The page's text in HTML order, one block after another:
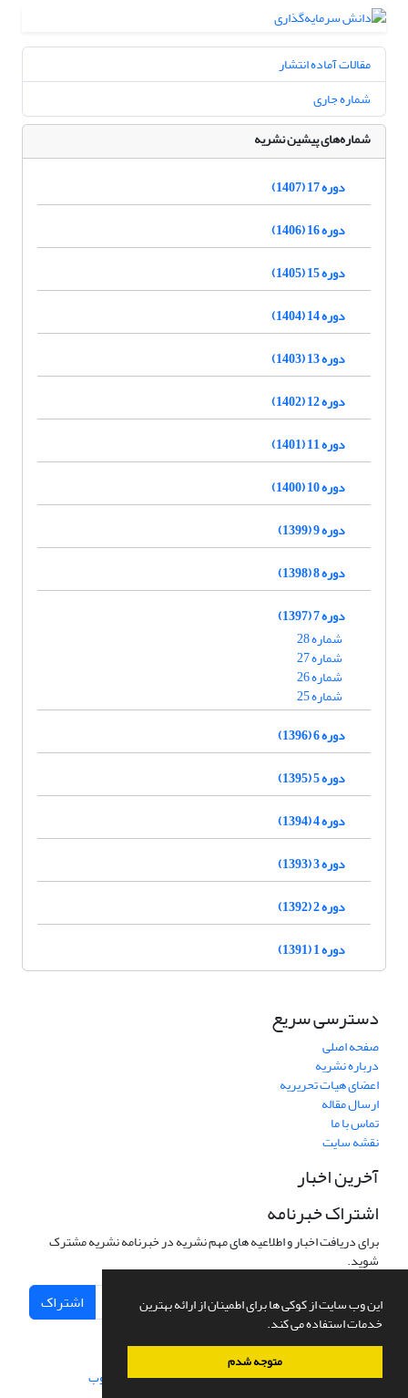
این وب سایت از کوکی ها برای اطمینان از ارائه بهترین
خدمات استفاده می کند.
متوجه شدم
مقالات آماده انتشار
شماره جاری
شماره‌های پیشین نشریه
دوره 17 (1407)
دوره 16 (1406)
دوره 15 (1405)
دوره 14 (1404)
دوره 13 (1403)
دوره 12 (1402)
دوره 11 (1401)
دوره 10 (1400)
دوره 9 (1399)
دوره 8 (1398)
دوره 7 (1397)
شماره 28
شماره 27
شماره 26
شماره 25
دوره 6 (1396)
دوره 5 (1395)
دوره 4 (1394)
دوره 3 (1393)
دوره 2 (1392)
دوره 1 (1391)
دسترسی سریع
صفحه اصلی
درباره نشریه
اعضای هیات تحریریه
ارسال مقاله
تماس با ما
نقشه سایت
آخرین اخبار
اشتراک خبرنامه
برای دریافت اخبار و اطلاعیه های مهم نشریه در خبرنامه نشریه مشترک
شوید.
اشتراک
سامانه مدیریت نشریات علمی.طراحی و پیاده سازی از سیناوب